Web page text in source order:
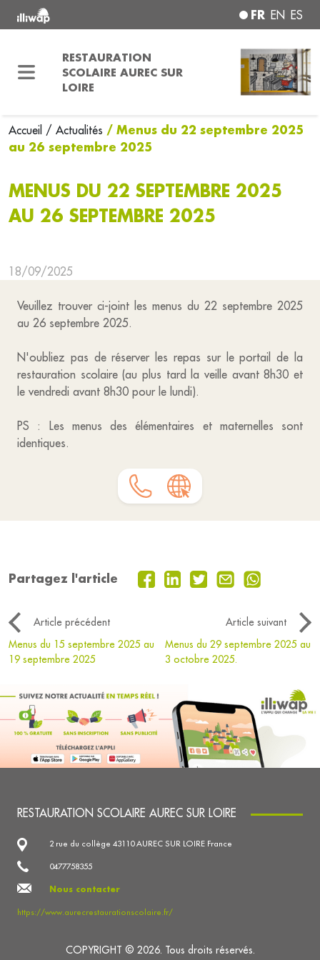
FR EN ES
RESTAURATION
SCOLAIRE AUREC SUR
LOIRE
Accueil / Actualités / Menus du 22 septembre 2025
au 26 septembre 2025
MENUS DU 22 SEPTEMBRE 2025
AU 26 SEPTEMBRE 2025
18/09/2025
Veuillez trouver ci-joint les menus du 22 septembre 2025
au 26 septembre 2025.
N'oubliez pas de réserver les repas sur le portail de la
restauration scolaire (au plus tard la veille avant 8h30 et
le vendredi avant 8h30 pour le lundi).
PS : Les menus des élémentaires et maternelles sont
identiques.
Partagez l'article
Article précédent
Article suivant
Menus du 15 septembre 2025 au
19 septembre 2025
Menus du 29 septembre 2025 au
3 octobre 2025.
RESTAURATION SCOLAIRE AUREC SUR LOIRE
2 rue du collège 43110 AUREC SUR LOIRE France
0477758355
Nous contacter
https://www.aurecrestaurationscolaire.fr/
COPYRIGHT © 2026. Tous droits réservés.